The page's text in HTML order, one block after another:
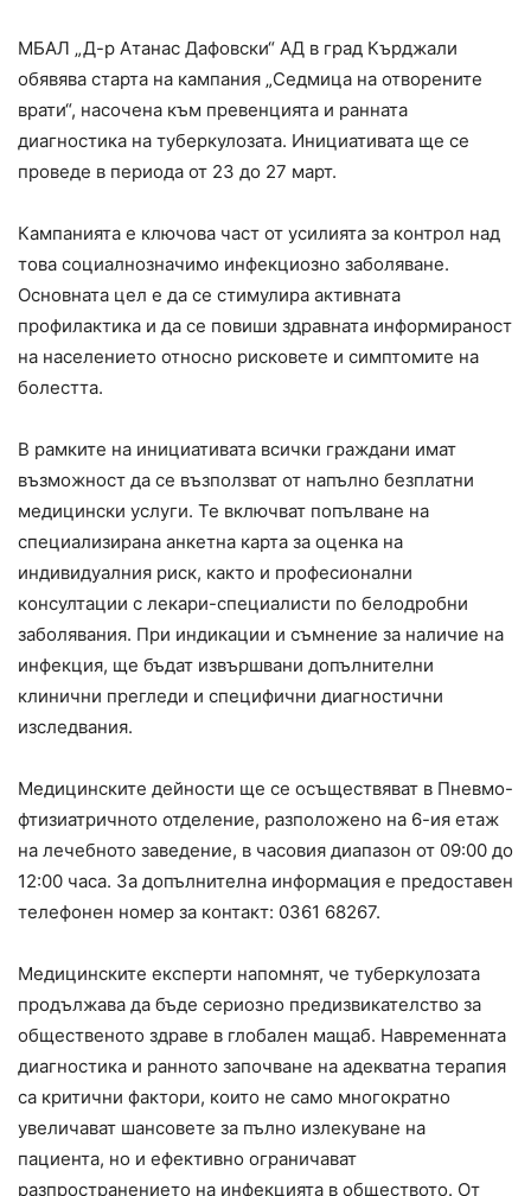
МБАЛ „Д-р Атанас Дафовски“ АД в град Кърджали
обявява старта на кампания „Седмица на отворените
врати“, насочена към превенцията и ранната
диагностика на туберкулозата. Инициативата ще се
проведе в периода от 23 до 27 март.
Кампанията е ключова част от усилията за контрол над
това социалнозначимо инфекциозно заболяване.
Основната цел е да се стимулира активната
профилактика и да се повиши здравната информираност
на населението относно рисковете и симптомите на
болестта.
В рамките на инициативата всички граждани имат
възможност да се възползват от напълно безплатни
медицински услуги. Те включват попълване на
специализирана анкетна карта за оценка на
индивидуалния риск, както и професионални
консултации с лекари-специалисти по белодробни
заболявания. При индикации и съмнение за наличие на
инфекция, ще бъдат извършвани допълнителни
клинични прегледи и специфични диагностични
изследвания.
Медицинските дейности ще се осъществяват в Пневмо-
фтизиатричното отделение, разположено на 6-ия етаж
на лечебното заведение, в часовия диапазон от 09:00 до
12:00 часа. За допълнителна информация е предоставен
телефонен номер за контакт: 0361 68267.
Медицинските експерти напомнят, че туберкулозата
продължава да бъде сериозно предизвикателство за
общественото здраве в глобален мащаб. Навременната
диагностика и ранното започване на адекватна терапия
са критични фактори, които не само многократно
увеличават шансовете за пълно излекуване на
пациента, но и ефективно ограничават
разпространението на инфекцията в обществото. От